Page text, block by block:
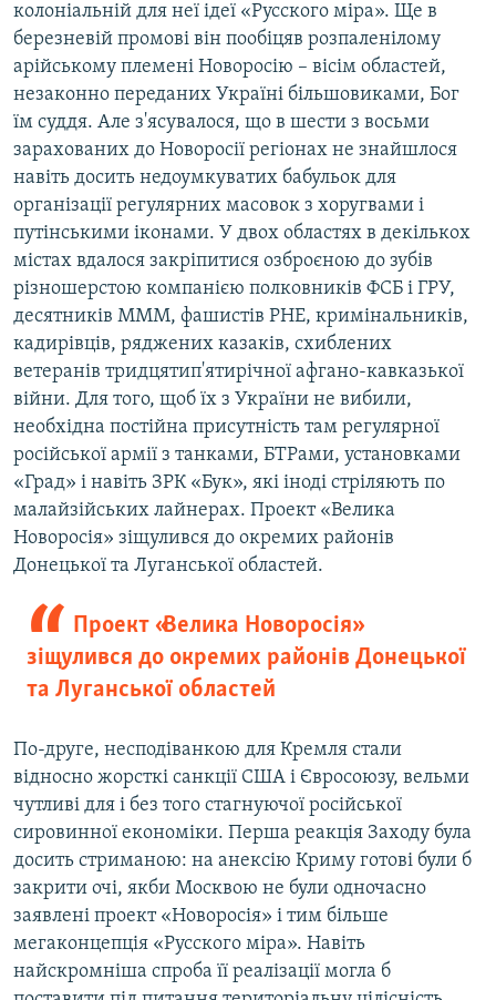
колоніальній для неї ідеї «Русского міра». Ще в
березневій промові він пообіцяв розпаленілому
арійському племені Новоросію – вісім областей,
незаконно переданих Україні більшовиками, Бог
їм суддя. Але з'ясувалося, що в шести з восьми
зарахованих до Новоросії регіонах не знайшлося
навіть досить недоумкуватих бабульок для
організації регулярних масовок з хоругвами і
путінськими іконами. У двох областях в декількох
містах вдалося закріпитися озброєною до зубів
різношерстою компанією полковників ФСБ і ГРУ,
десятників МММ, фашистів РНЕ, кримінальників,
кадирівців, ряджених казаків, схиблених
ветеранів тридцятип'ятирічної афгано-кавказької
війни. Для того, щоб їх з України не вибили,
необхідна постійна присутність там регулярної
російської армії з танками, БТРами, установками
«Град» і навіть ЗРК «Бук», які іноді стріляють по
малайзійських лайнерах. Проект «Велика
Новоросія» зіщулився до окремих районів
Донецької та Луганської областей.
Проект «Велика Новоросія»
зіщулився до окремих районів Донецької
та Луганської областей
По-друге, несподіванкою для Кремля стали
відносно жорсткі санкції США і Євросоюзу, вельми
чутливі для і без того стагнуючої російської
сировинної економіки. Перша реакція Заходу була
досить стриманою: на анексію Криму готові були б
закрити очі, якби Москвою не були одночасно
заявлені проект «Новоросія» і тим більше
мегаконцепція «Русского міра». Навіть
найскромніша спроба її реалізації могла б